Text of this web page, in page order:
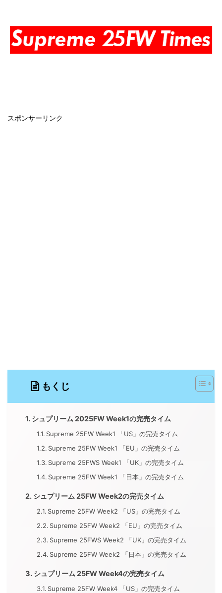
スポンサーリンク
もくじ
シュプリーム 2025FW Week1の完売タイム
Supreme 25FW Week1 「US」の完売タイム
Supreme 25FW Week1 「EU」の完売タイム
Supreme 25FWS Week1 「UK」の完売タイム
Supreme 25FW Week1 「日本」の完売タイム
シュプリーム 25FW Week2の完売タイム
Supreme 25FW Week2 「US」の完売タイム
Supreme 25FW Week2 「EU」の完売タイム
Supreme 25FWS Week2 「UK」の完売タイム
Supreme 25FW Week2 「日本」の完売タイム
シュプリーム 25FW Week4の完売タイム
Supreme 25FW Week4 「US」の完売タイム